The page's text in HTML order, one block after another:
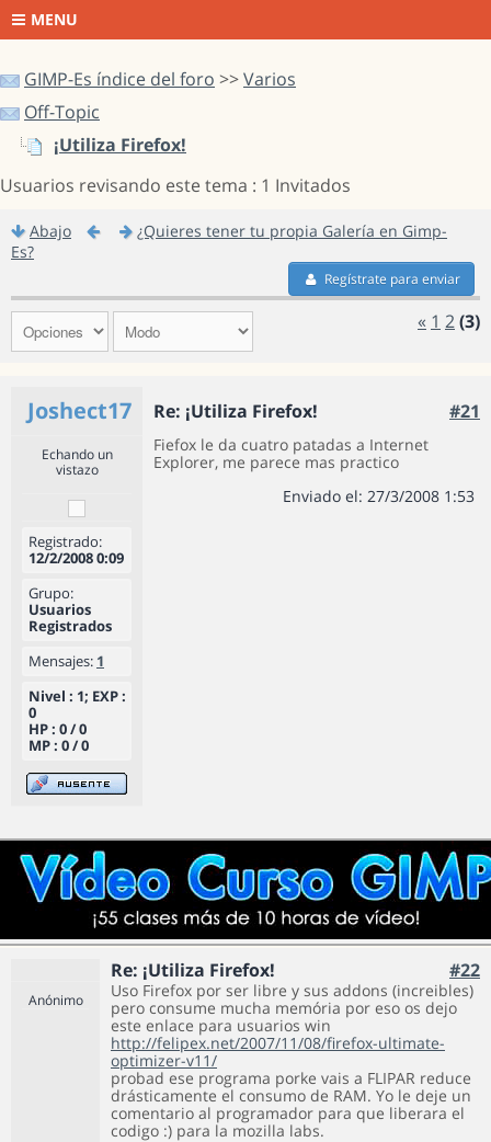
MENU
GIMP-Es índice del foro >>Varios
Off-Topic
¡Utiliza Firefox!
Usuarios revisando este tema : 1 Invitados
Abajo
¿Quieres tener tu propia Galería en Gimp-
Es?
Regístrate para enviar
« 1 2(3)
Joshect17 Re: ¡Utiliza Firefox! #21
Echando un
vistazo
Registrado:
12/2/2008 0:09
Grupo:
Usuarios
Registrados
Mensajes: 1
Nivel : 1; EXP :
0
HP : 0 / 0
MP : 0 / 0
Fiefox le da cuatro patadas a Internet
Explorer, me parece mas practico
Enviado el: 27/3/2008 1:53
Re: ¡Utiliza Firefox! #22
Anónimo
Uso Firefox por ser libre y sus addons (increibles)
pero consume mucha memória por eso os dejo
este enlace para usuarios win
http://felipex.net/2007/11/08/firefox-ultimate-
optimizer-v11/
probad ese programa porke vais a FLIPAR reduce
drásticamente el consumo de RAM. Yo le deje un
comentario al programador para que liberara el
codigo :) para la mozilla labs.